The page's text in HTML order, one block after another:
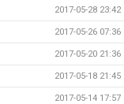
2017-05-28 23:42
2017-05-26 07:36
2017-05-20 21:36
2017-05-18 21:45
2017-05-14 17:57